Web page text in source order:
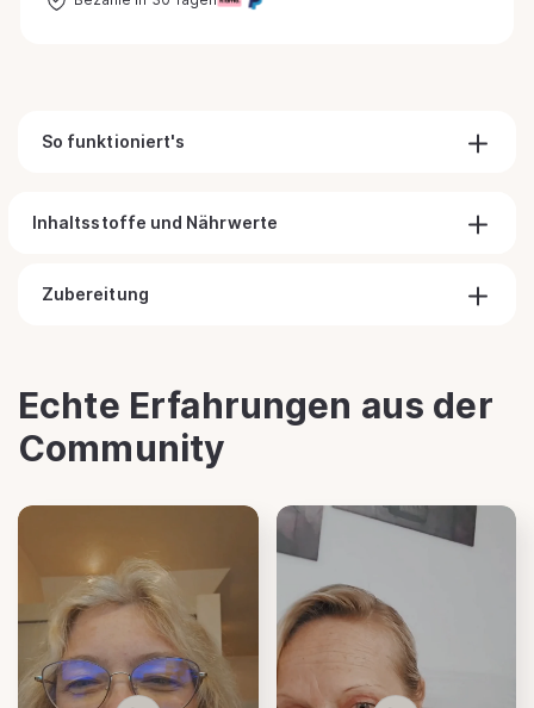
So funktioniert's
Inhaltsstoffe und Nährwerte
Zubereitung
Echte Erfahrungen aus der
Community